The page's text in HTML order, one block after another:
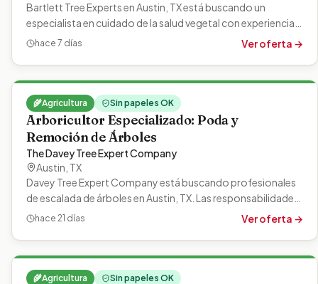
Bartlett Tree Experts en Austin, TX está buscando un
especialista en cuidado de la salud vegetal con experiencia
para monitorear y…
hace 7 días Ver oferta →
🌾Agricultura Sin papeles OK
Arboricultor Especializado: Poda y
Remoción de Árboles
The Davey Tree Expert Company
Austin TX
Davey Tree Expert Company está buscando profesionales
de escalada de árboles en Austin, TX. Las responsabilidades
incluyen podar, quitar…
hace 21 días Ver oferta →
🌾Agricultura Sin papeles OK